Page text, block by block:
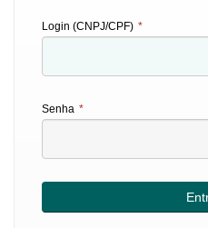
Login (CNPJ/CPF) *
Senha *